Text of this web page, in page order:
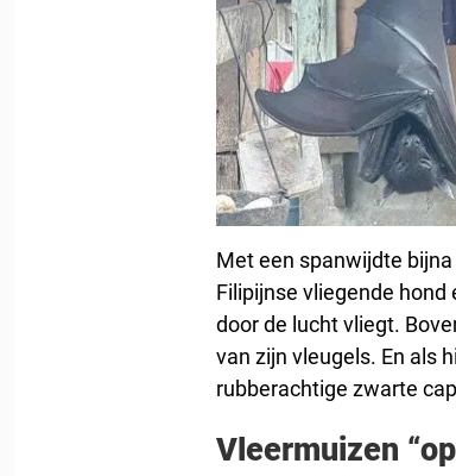
Met een spanwijdte
Filipijnse vliegende
door de lucht vliegt.
van zijn vleugels. En als
rubberachtige zwarte
Vleermuizen